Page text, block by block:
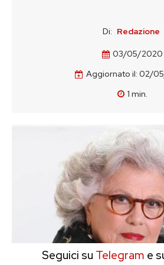
Di: Redazione
03/05/2020
Aggiornato il: 02/
1 min.
Seguici su Telegram e